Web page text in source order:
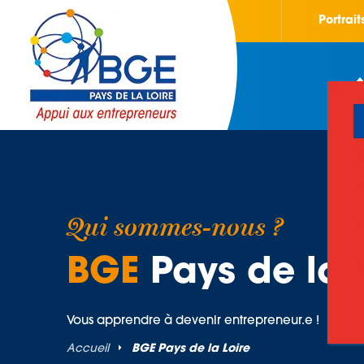
Qui sommes-nous ?
BGE Pays de la
Vous apprendre à devenir entrepreneur.e !
Accueil BGE Pays de la Loire